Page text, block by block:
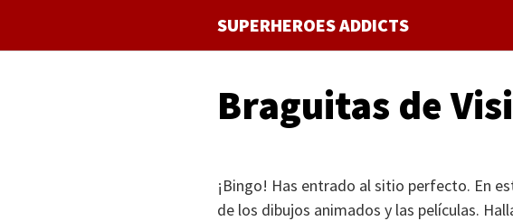
contenido
SUPERHEROES ADDICTS
Braguitas de
¡Bingo! Has entrado al sitio perfecto. En
de los dibujos animados y las películas.